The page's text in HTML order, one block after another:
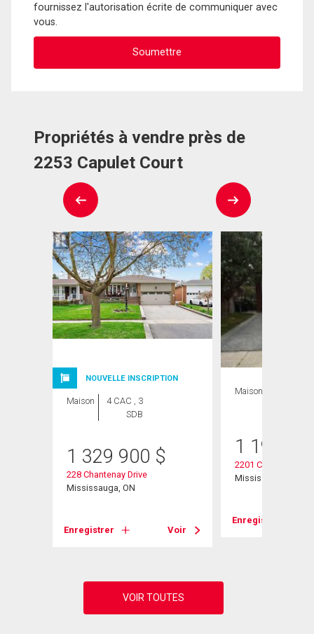
fournissez l'autorisation écrite de communiquer avec
vous.
Propriétés à vendre près de
2253 Capulet Court
NOUVELLE INSCRIPTION
Maison
4 CAC , 3
SDB
1 329 900 $
228 Chantenay Drive
Mississauga, ON
Enregistrer Voir
Maison
1 199
2201 Cliff Road
Mississauga, ON
Enregistrer